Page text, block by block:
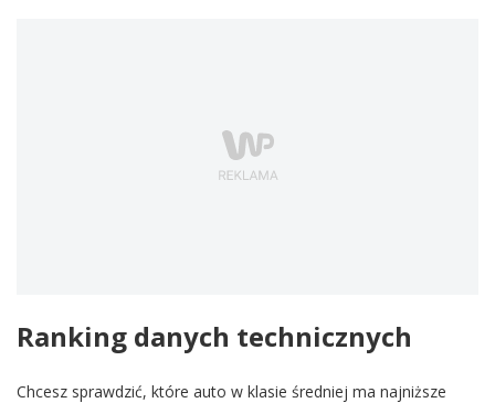
Ranking danych technicznych
Chcesz sprawdzić, które auto w klasie średniej ma najniższe